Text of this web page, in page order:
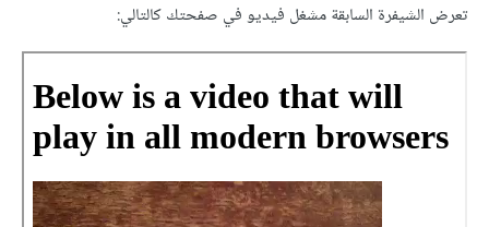
تعرض الشيفرة السابقة مشغل فيديو في صفحتك كالتالي: